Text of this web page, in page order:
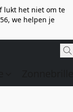
lukt het niet om te
we helpen je